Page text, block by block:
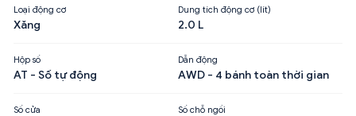
Loại động cơ
Xăng
Dung tích động cơ (lít)
2.0 L
Hộp số
AT - Số tự động
Dẫn động
AWD - 4 bánh toàn thời gian
Số cửa Số chỗ ngồi